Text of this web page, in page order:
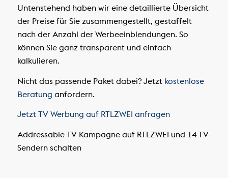
Untenstehend haben wir eine detaillierte Übersicht
der Preise für Sie zusammengestellt, gestaffelt
nach der Anzahl der Werbeeinblendungen. So
können Sie ganz transparent und einfach
kalkulieren.
Nicht das passende Paket dabei? Jetzt kostenlose
Beratung anfordern.
Jetzt TV Werbung auf RTLZWEI anfragen
Addressable TV Kampagne auf RTLZWEI und 14 TV-
Sendern schalten